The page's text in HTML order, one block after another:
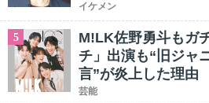
イケメン
5
M!LK佐野勇斗もガ
チ」出演も“旧ジャ
言”が炎上した理由
芸能